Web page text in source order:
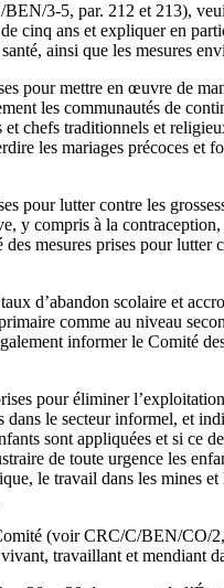
3-5, par. 212 et 213),
cinq ans et expliquer en
ainsi que les mesures
pour mettre en œuvre de
les communautés de
chefs traditionnels et
les mariages précoces et
pour lutter contre les
y compris à la
mesures prises pour lutter
d’abandon scolaire et
comme au niveau
informer le Comité
pour éliminer
le secteur informel, et
sont appliquées et si ce
de toute urgence les
le travail dans les mines
(voir CRC/C/BEN/CO/
travaillant et mendiant